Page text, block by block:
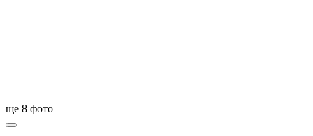
ще 8 фото